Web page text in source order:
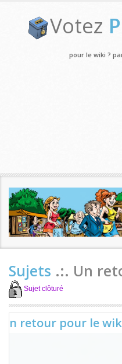
Votez
pour le wiki ?
Sujets .:. Un
Sujet clôturé
Un retour pour le